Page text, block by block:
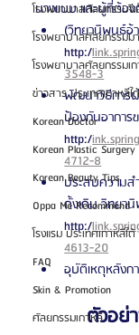
โรงพยาบาลศัลยกรรมจี
โรงพยาบาลศัลยกรรมม
โรงพยาบาลศัลยกรรมเ
ข่าวสาร ประเทศเกาหลีใ
Korean Doctor
Korean Plastic Surgery
Korean Beauty Tips
Oppa Me Recommend
โรงแรม ประเทศเกาหลีใต้
FAQ
Skin & Promotion
ศัลยกรรมเกาหลี
นางแบบ และผู้ที่ต้อ
(วิทยานิพนธ์อ้
http:/
3548-3
พัฒนาวิธีการผ่
ป้องกันอาการ
http:/
4712-8
ประสบความส
ดั้งเดิม วิทยา
http:/
4613-20
อุบัติเหตุหลังก
ตัวอย่